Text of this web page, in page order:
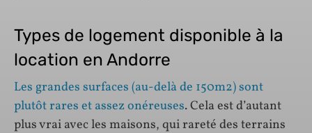
Types de logement disponible à la
location en Andorre
Les grandes surfaces (au-delà de 150m2) sont
plutôt rares et assez onéreuses. Cela est d’autant
plus vrai avec les maisons, qui rareté des terrains